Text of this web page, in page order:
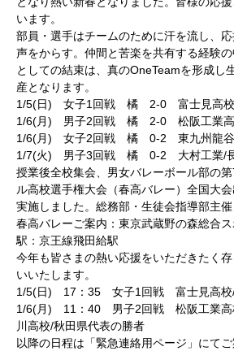
います。
部員・選手はチームのために汗を流し、
声をからす。仲間と苦楽を共有する経験
としての結束は、真のOneTeamを形成し
産となります。
1/5(日) 女子1回戦 橘 2-0 富士見高校/
1/6(月) 男子2回戦 橘 2-0 松阪工業高
1/6(月) 女子2回戦 橘 0-2 東九州龍谷/
1/7(火) 男子3回戦 橘 0-2 大村工業/長
授業後全校集会、男女バレーボール部の
ル高校選手権大会（春高バレー）全国大
実施しました。総務部・生徒会指導部主催
春高バレーご案内：東京武蔵野の森総合
駅：京王線飛田給駅
今年も皆さまの熱い応援をいただきたく
いいたします。
1/5(日) 17：35 女子1回戦 富士見高校/
1/6(月) 11：40 男子2回戦 松阪工業高
川高校/秋田県代表の勝者
以降の日程は「緊急連絡用ページ」にてご